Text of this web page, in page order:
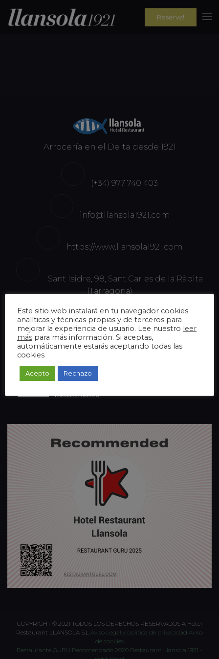
Reserva!
Arrocería en el Delta desde 1921
(+34) 977 740 403
info@llansola1921.com
https://www.llansola1921.com
Sant Isidre, 98, Sant Carles de la Ràpita
(Tarragona)
Financiado por la Unión Europea -
NextGeneration
COPYRIGHT © 2021 TODOS LOS DERECHOS RESERVADOS A Hotel
Restaurant LLANSOLA S.L Aviso Legal y política de privacidad Aviso
de cookies
Restaurante GURU Recomendado 2020 Restaurant Llansola 1921 -
Este sitio web instalará en tu navegador cookies
analíticas y técnicas propias y de terceros para
mejorar la experiencia de usuario. Lee nuestro leer
más para más información. Si aceptas,
automáticamente estarás aceptando todas las
cookies
Acepto Rechazo